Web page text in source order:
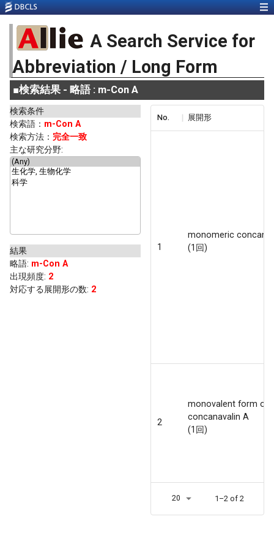
A Search Service for
Abbreviation / Long Form
■検索結果 - 略語 : m-Con A
検索条件
検索語： m-Con A
検索方法： 完全一致
主な研究分野:
結果
略語: m-Con A
出現頻度: 2
対応する展開形の数: 2
No. 展開形
1
monomeric
(1回)
2
monovalent form of
concanavalin A
(1回)
20 1–2 of 2